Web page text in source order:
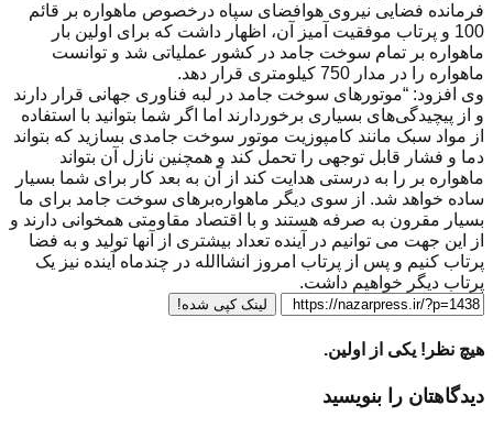
فرمانده فضایی نیروی هوافضای سپاه درخصوص ماهواره بر قائم
100 و پرتاب موفقیت آمیز آن، اظهار داشت که برای اولین بار
ماهواره بر تمام سوخت جامد در کشور عملیاتی شد و توانست
ماهواره را در مدار 750 کیلومتری قرار دهد.
وی افزود: “موتورهای سوخت جامد در لبه فناوری جهانی قرار دارند
و از پیچیدگی‌های بسیاری برخوردارند اما اگر شما بتوانید با استفاده
از مواد سبک مانند کامپوزیت موتور سوخت جامدی بسازید که بتواند
دما و فشار قابل توجهی را تحمل کند و همچنین نازل آن بتواند
ماهواره بر را به درستی هدایت کند از آن به بعد کار برای شما بسیار
ساده خواهد شد. از سوی دیگر ماهواره‌برهای سوخت جامد برای ما
بسیار مقرون به صرفه هستند و با اقتصاد مقاومتی همخوانی دارند و
از این جهت می توانیم در آینده تعداد بیشتری از آنها تولید و به فضا
پرتاب کنیم و پس از پرتاب امروز انشاالله در چندماه آینده نیز یک
پرتاب دیگر خواهیم داشت.
لینک کپی شده!
هیچ نظر! یکی از اولین.
دیدگاهتان را بنویسید